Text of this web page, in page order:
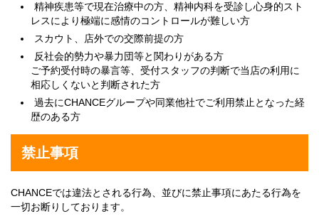
精神疾患等で現在治療中の方、精神内科を受診し心身的スト
レスにより極端に感情のコントロールが難しい方
スカウト、店外での交際前提の方
反社会的勢力や暴力団等と関わりがある方
ご予約受付時の暴言等、受付スタッフの判断で当店の利用に
相応しくないと判断された方
過去にCHANCEグループや同業他社でご利用禁止となった経
歴のある方
禁止事項
CHANCEでは違法とされる行為、並びに禁止事項にあたる行為を
一切お断りしております。